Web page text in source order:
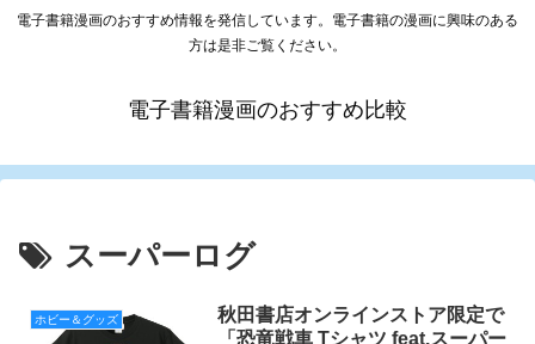
電子書籍漫画のおすすめ情報を発信しています。電子書籍の漫画に興味のある
方は是非ご覧ください。
電子書籍漫画のおすすめ比較
スーパーログ
ホビー＆グッズ
秋田書店オンラインストア限定で
「恐竜戦車 Tシャツ feat.スーパー